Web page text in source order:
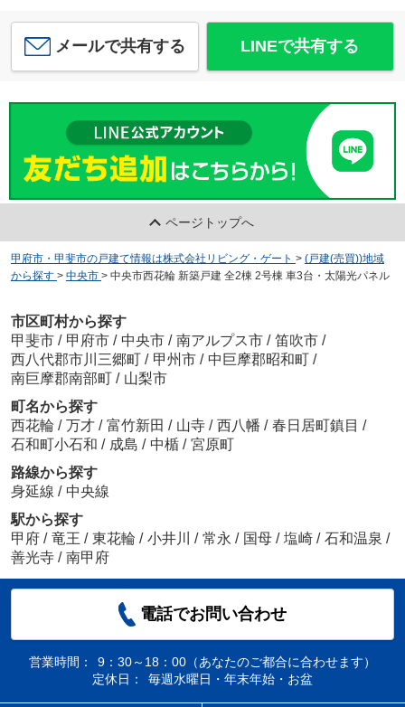
メールで共有する LINEで共有する
ページトップへ
甲府市・甲斐市の戸建て情報は株式会社リビング・ゲート > (戸建(売買))地域
から探す > 中央市 > 中央市西花輪 新築戸建 全2棟 2号棟 車3台・太陽光パネル
市区町村から探す
甲斐市 / 甲府市 / 中央市 / 南アルプス市 / 笛吹市 /
西八代郡市川三郷町 / 甲州市 / 中巨摩郡昭和町 /
南巨摩郡南部町 / 山梨市
町名から探す
西花輪 / 万才 / 富竹新田 / 山寺 / 西八幡 / 春日居町鎮目 /
石和町小石和 / 成島 / 中楯 / 宮原町
路線から探す
身延線 / 中央線
駅から探す
甲府 / 竜王 / 東花輪 / 小井川 / 常永 / 国母 / 塩崎 / 石和温泉 /
善光寺 / 南甲府
電話でお問い合わせ
営業時間：
9：30～18：00（あなたのご都合に合わせます）
定休日：
毎週水曜日・年末年始・お盆